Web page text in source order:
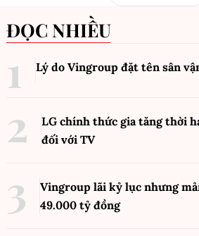
ĐỌC NHIỀU
Lý do Vingroup đặt tên sân
LG chính thức gia tăng thời
đối với TV
Vingroup lãi kỷ lục nhưng
49.000 tỷ đồng